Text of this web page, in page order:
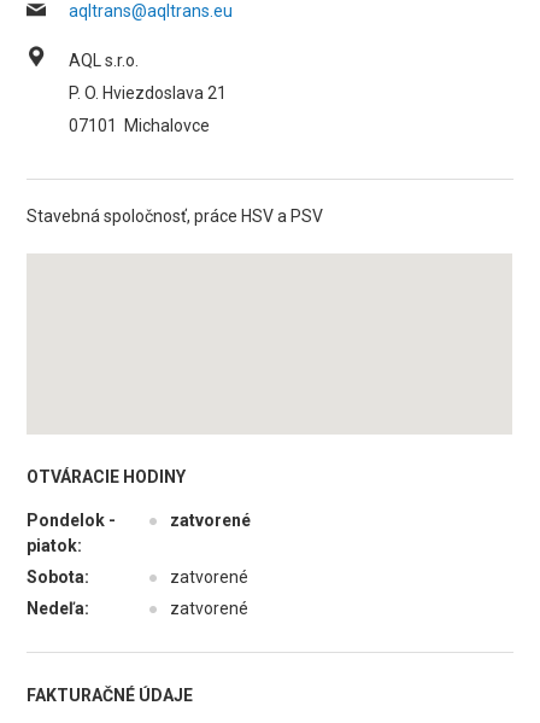
aqltrans@aqltrans.eu
AQL s.r.o.
P. O. Hviezdoslava 21
07101
Michalovce
Stavebná spoločnosť, práce HSV a PSV
OTVÁRACIE HODINY
Pondelok -
piatok:
● zatvorené
Sobota: ●
zatvorené
Nedeľa:
● zatvorené
FAKTURAČNÉ ÚDAJE